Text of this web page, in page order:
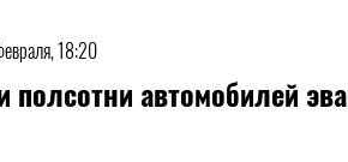
18:20
полсотни автомобилей